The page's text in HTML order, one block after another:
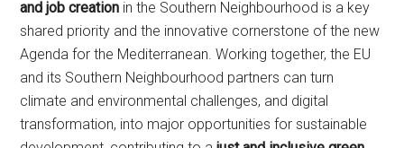
and job creation in the Southern Neighbourhood is a key
shared priority and the innovative cornerstone of the new
Agenda for the Mediterranean. Working together, the EU
and its Southern Neighbourhood partners can turn
climate and environmental challenges, and digital
transformation, into major opportunities for sustainable